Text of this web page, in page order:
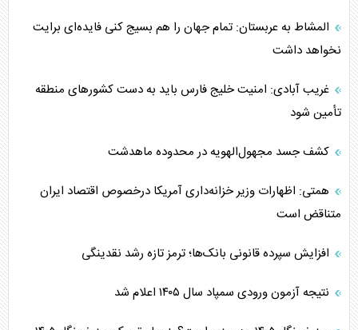
المشاط به عربستان: تمام جهان را هم بسیج کنی فایده‌ای برایت
نخواهد داشت
غریب آبادی: امنیت خلیج فارس باید به دست کشورهای منطقه
تأمین شود
کشف جسد مجهول‌الهویه در محدوده ماهدشت
همتی: اظهارات وزیر خزانه‌داری آمریکا درخصوص اقتصاد ایران
متناقض است
افزایش سپرده قانونی بانک‌ها؛ ترمز تازه رشد نقدینگی
نتیجه آزمون ورودی سمپاد سال ۱۴۰۵ اعلام شد